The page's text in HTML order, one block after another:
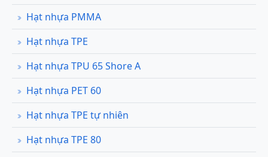
Hạt nhựa PMMA
Hạt nhựa TPE
Hạt nhựa TPU 65 Shore A
Hạt nhựa PET 60
Hạt nhựa TPE tự nhiên
Hạt nhựa TPE 80